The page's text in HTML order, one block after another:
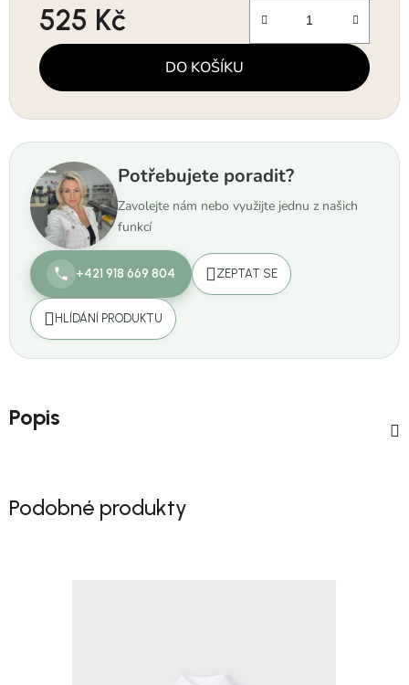
525 Kč
Měrná cena:
DO KOŠÍKU
Potřebujete poradit?
Zavolejte nám nebo využijte jednu z našich
funkcí
+421 918 669 804 ZEPTAT SE
HLÍDÁNÍ PRODUKTU
Popis
Podobné produkty